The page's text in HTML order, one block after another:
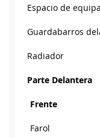
Espacio de
Guardabarros
Radiador
Parte Delantera
Frente
Farol